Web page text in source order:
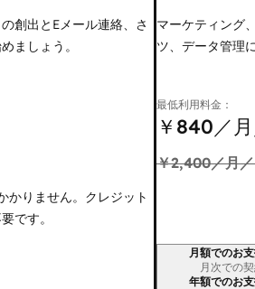
創出とEメール連絡、さ
ましょう。
かりません。クレジット
です。
マーケティング
ツ、データ管理
最低利用料金：
￥840／
￥2,400／月
請求期間月額でのお
月次での
年額でのお